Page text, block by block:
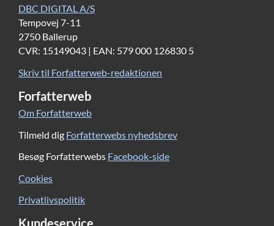
DBC DIGITAL A/S
Tempovej 7-11
2750 Ballerup
CVR: 15149043 | EAN: 579 000 126830 5
Skriv til Forfatterweb-redaktionen
Forfatterweb
Om Forfatterweb
Tilmeld dig Forfatterwebs nyhedsbrev
Besøg Forfatterwebs Facebook-side
Cookies
Privatlivspolitik